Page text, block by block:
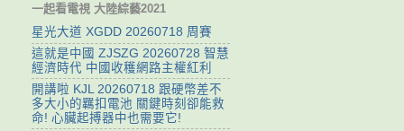
一起看電視 大陸綜藝2021
星光大道 XGDD 20260718 周賽
這就是中國 ZJSZG 20260728 智慧
經濟時代 中國收穫網路主權紅利
開講啦 KJL 20260718 跟硬幣差不
多大小的羈扣電池 關鍵時刻卻能救
命! 心臟起搏器中也需要它!